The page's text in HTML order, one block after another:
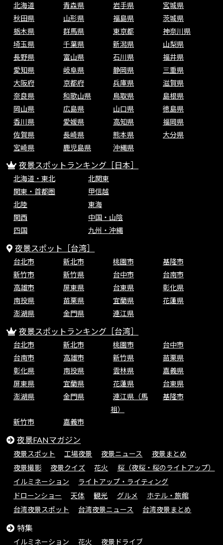
北海道 青森県 岩手県
宮城県
秋田県
山形県 福島県
茨城県
栃木県
群馬県 東京都
神奈川県
埼玉県
千葉県 新潟県
山梨県
長野県
富山県 石川県
福井県
愛知県
岐阜県 静岡県
三重県
大阪府
京都府 兵庫県
滋賀県
奈良県
和歌山県 鳥取県
島根県
岡山県
広島県 山口県
徳島県
香川県
愛媛県 高知県
福岡県
佐賀県
長崎県 熊本県
大分県
宮崎県
鹿児島県 沖縄県
夜景スポットランキング［日本］
北海道・東北
北関東
関東・首都圏
甲信越
北陸
東海
関西
中国・山陰
四国
九州・沖縄
夜景スポット［台湾］
台北市 新北市 桃園市
基隆市
新竹市
新竹県 台中市
台南市
高雄市
屏東県 台東県
彰化県
南投県
苗栗県 宜蘭県
花蓮県
澎湖県
金門県 連江県
夜景スポットランキング［台湾］
台北市 新北市 桃園市
台中市
台南市
高雄市 新竹県
苗栗県
彰化県
南投県 雲林県
嘉義県
屏東県
宜蘭県 花蓮県
台東県
澎湖県
金門県
連江県（馬
祖）
基隆市
新竹市 嘉義市
夜景FANマガジン
夜景スポット 工場夜景 夜景ニュース
夜景まとめ
夜景撮影
夜景クイズ 花火
桜（夜桜・桜のライトアップ）
イルミネーション
ライトアップ・ライティング
ドローンショー
天体 観光 グルメ
ホテル・旅館
台湾夜景スポット
台湾夜景ニュース 台湾夜景まとめ
特集
イルミネーション 花火 夜景ドライブ